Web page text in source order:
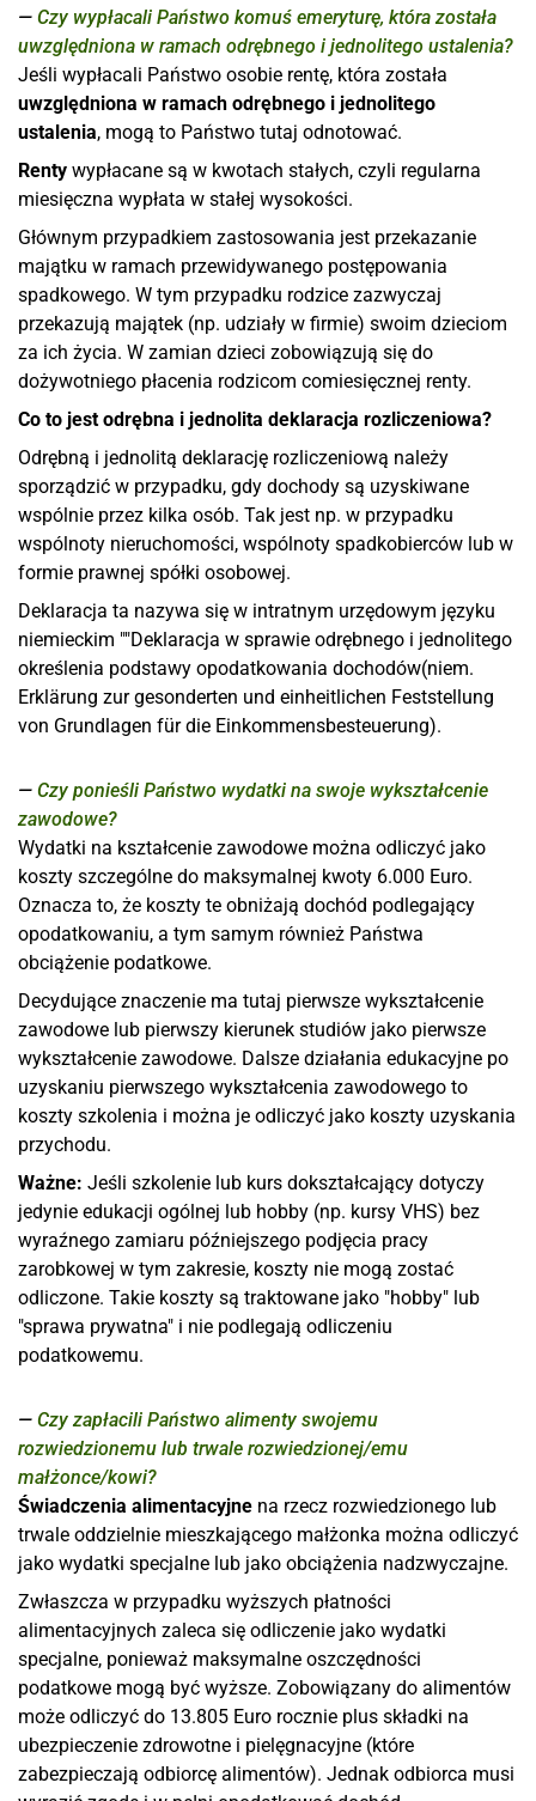
Czy wypłacali Państwo komuś emeryturę, która została
uwzględniona w ramach odrębnego i jednolitego ustalenia?
Jeśli wypłacali Państwo osobie rentę, która została
uwzględniona w ramach odrębnego i jednolitego
ustalenia, mogą to Państwo tutaj odnotować.
Renty wypłacane są w kwotach stałych, czyli regularna
miesięczna wypłata w stałej wysokości.
Głównym przypadkiem zastosowania jest przekazanie
majątku w ramach przewidywanego postępowania
spadkowego. W tym przypadku rodzice zazwyczaj
przekazują majątek (np. udziały w firmie) swoim dzieciom
za ich życia. W zamian dzieci zobowiązują się do
dożywotniego płacenia rodzicom comiesięcznej renty.
Co to jest odrębna i jednolita deklaracja rozliczeniowa?
Odrębną i jednolitą deklarację rozliczeniową należy
sporządzić w przypadku, gdy dochody są uzyskiwane
wspólnie przez kilka osób. Tak jest np. w przypadku
wspólnoty nieruchomości, wspólnoty spadkobierców lub w
formie prawnej spółki osobowej.
Deklaracja ta nazywa się w intratnym urzędowym języku
niemieckim ""Deklaracja w sprawie odrębnego i jednolitego
określenia podstawy opodatkowania dochodów(niem.
Erklärung zur gesonderten und einheitlichen Feststellung
von Grundlagen für die Einkommensbesteuerung).
Czy ponieśli Państwo wydatki na swoje wykształcenie
zawodowe?
Wydatki na kształcenie zawodowe można odliczyć jako
koszty szczególne do maksymalnej kwoty 6.000 Euro.
Oznacza to, że koszty te obniżają dochód podlegający
opodatkowaniu, a tym samym również Państwa
obciążenie podatkowe.
Decydujące znaczenie ma tutaj pierwsze wykształcenie
zawodowe lub pierwszy kierunek studiów jako pierwsze
wykształcenie zawodowe. Dalsze działania edukacyjne po
uzyskaniu pierwszego wykształcenia zawodowego to
koszty szkolenia i można je odliczyć jako koszty uzyskania
przychodu.
Ważne: Jeśli szkolenie lub kurs dokształcający dotyczy
jedynie edukacji ogólnej lub hobby (np. kursy VHS) bez
wyraźnego zamiaru późniejszego podjęcia pracy
zarobkowej w tym zakresie, koszty nie mogą zostać
odliczone. Takie koszty są traktowane jako "hobby" lub
"sprawa prywatna" i nie podlegają odliczeniu
podatkowemu.
Czy zapłacili Państwo alimenty swojemu
rozwiedzionemu lub trwale rozwiedzionej/emu
małżonce/kowi?
Świadczenia alimentacyjne na rzecz rozwiedzionego lub
trwale oddzielnie mieszkającego małżonka można odliczyć
jako wydatki specjalne lub jako obciążenia nadzwyczajne.
Zwłaszcza w przypadku wyższych płatności
alimentacyjnych zaleca się odliczenie jako wydatki
specjalne, ponieważ maksymalne oszczędności
podatkowe mogą być wyższe. Zobowiązany do alimentów
może odliczyć do 13.805 Euro rocznie plus składki na
ubezpieczenie zdrowotne i pielęgnacyjne (które
zabezpieczają odbiorcę alimentów). Jednak odbiorca musi